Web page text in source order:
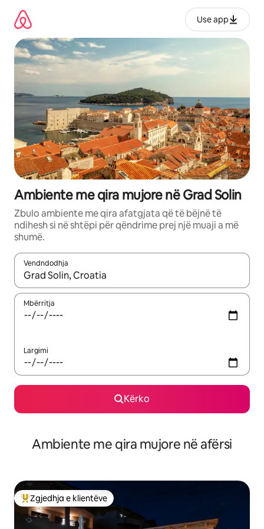
përmbajtja
Use app
Ambiente me qira mujore në Grad Solin
Zbulo ambiente me qira afatgjata që të bëjnë të
ndihesh si në shtëpi për qëndrime prej një muaji a më
shumë.
Vendndodhja
Kur rezultatet të jenë të disponueshme, lëviz me butonat e
Mbërritja
Largimi
Kërko
Ambiente me qira mujore në afërsi
Më të mirat e zgjedhjeve të klientëve
Zgjedhja e klientëve